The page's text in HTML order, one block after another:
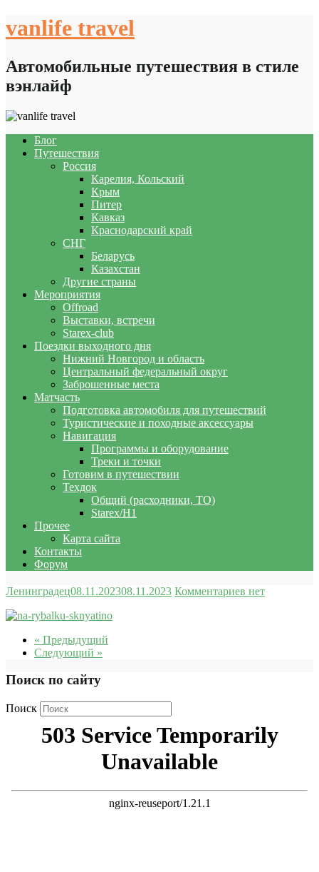
to
vanlife travel
Автомобильные путешествия в стиле
вэнлайф
Блог
Путешествия
Россия
Карелия, Кольский
Крым
Питер
Кавказ
Краснодарский край
СНГ
Беларусь
Казахстан
Другие страны
Мероприятия
Offroad
Выставки, встречи
Starex-club
Поездки выходного дня
Нижний Новгород и область
Центральный федеральный округ
Заброшенные места
Матчасть
Подготовка автомобиля для путешествий
Туристические и походные аксессуары
Навигация
Программы и оборудование
Треки и точки
Готовим в путешествии
Техдок
Общий (расходники, ТО)
Starex/H1
Прочее
Карта сайта
Контакты
Форум
Ленинградец08.11.202308.11.2023 Комментариев нет
« Предыдущий
Следующий »
Поиск по сайту
Поиск